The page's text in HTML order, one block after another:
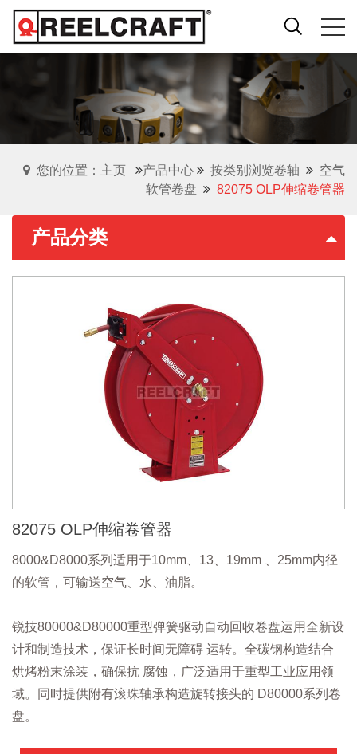
您的位置：主页 产品中心 按类别浏览卷轴
空气
软管卷盘
82075 OLP伸缩卷管器
产品分类
82075 OLP伸缩卷管器
8000&D8000系列适用于10mm、13、19mm 、25mm内径
的软管，可输送空气、水、油脂。
锐技80000&D80000重型弹簧驱动自动回收卷盘运用全新设
计和制造技术，保证长时间无障碍 运转。全碳钢构造结合
烘烤粉末涂装，确保抗 腐蚀，广泛适用于重型工业应用领
域。同时提供附有滚珠轴承构造旋转接头的 D80000系列卷
盘。